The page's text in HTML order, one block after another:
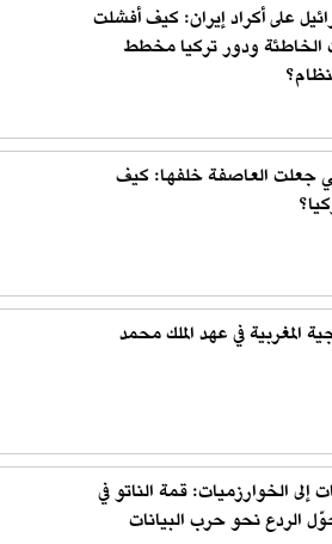
على أكراد إيران: كيف أفشلت
الخاطئة ودور تركيا مخطط
جعلت العاصفة خلفها: كيف
المغربية في عهد الملك محمد
إلى الخوارزميات: قمة الناتو في
الردع نحو حرب البيانات